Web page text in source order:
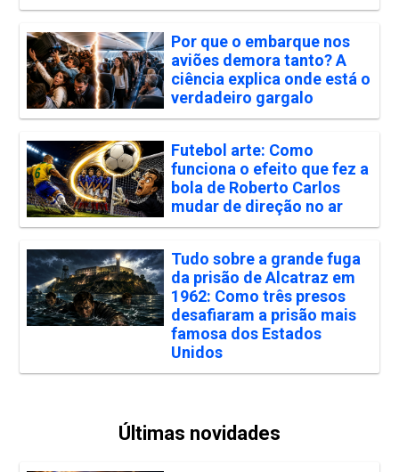
Por que o embarque nos
aviões demora tanto? A
ciência explica onde está o
verdadeiro gargalo
Futebol arte: Como
funciona o efeito que fez a
bola de Roberto Carlos
mudar de direção no ar
Tudo sobre a grande fuga
da prisão de Alcatraz em
1962: Como três presos
desafiaram a prisão mais
famosa dos Estados
Unidos
Últimas novidades